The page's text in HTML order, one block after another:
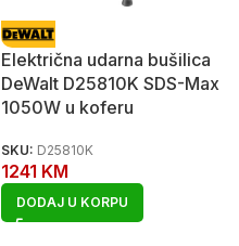
Električna udarna bušilica
DeWalt D25810K SDS-Max
1050W u koferu
SKU: D25810K
1241 KM
DODAJ U KORPU